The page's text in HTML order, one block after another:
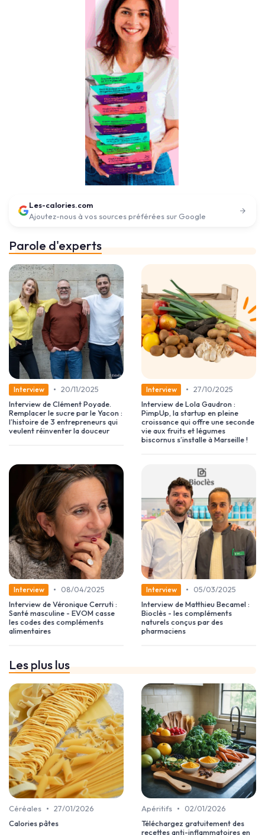
Les-calories.com
Ajoutez-nous à vos sources préférées sur Google
Parole d'experts
Interview • 20/11/2025
Interview de Clément Poyade.
Remplacer le sucre par le Yacon :
l’histoire de 3 entrepreneurs qui
veulent réinventer la douceur
Interview • 27/10/2025
Interview de Lola Gaudron :
PimpUp, la startup en pleine
croissance qui offre une seconde
vie aux fruits et légumes
biscornus s’installe à Marseille !
Interview •
08/04/2025
Interview de Véronique Cerruti :
Santé masculine - EVOM casse
les codes des compléments
alimentaires
Interview •
05/03/2025
Interview de Matthieu Becamel :
Bioclès - les compléments
naturels conçus par des
pharmaciens
Les plus lus
Céréales • 27/01/2026
Calories pâtes
Apéritifs •
02/01/2026
Téléchargez gratuitement des
recettes anti-inflammatoires en